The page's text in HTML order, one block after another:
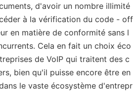
d'avoir un nombre illimité
à la vérification du code - off
en matière de conformité sans l
Cela en fait un choix éco
de VoIP qui traitent des c
bien qu'il puisse encore être en
le vaste écosystème d'entrepr